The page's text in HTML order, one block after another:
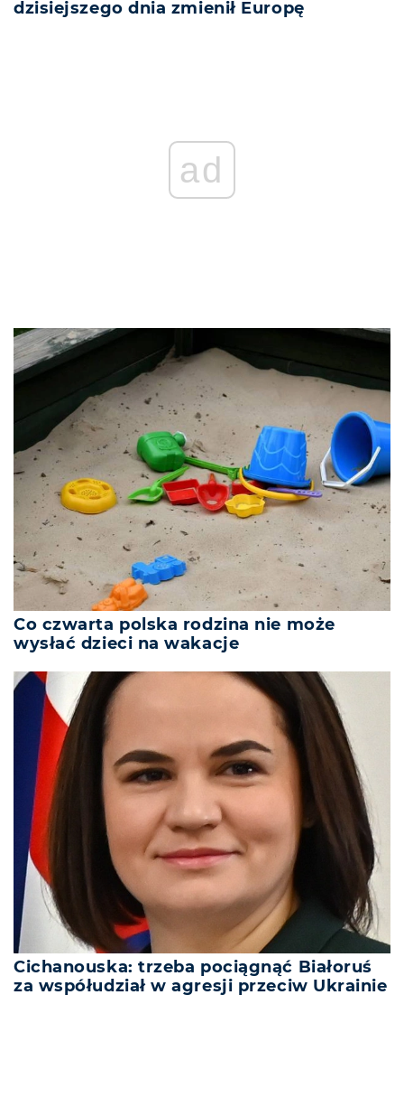
dzisiejszego dnia zmienił Europę
ad
Co czwarta polska rodzina nie może
wysłać dzieci na wakacje
Cichanouska: trzeba pociągnąć Białoruś
za współudział w agresji przeciw Ukrainie